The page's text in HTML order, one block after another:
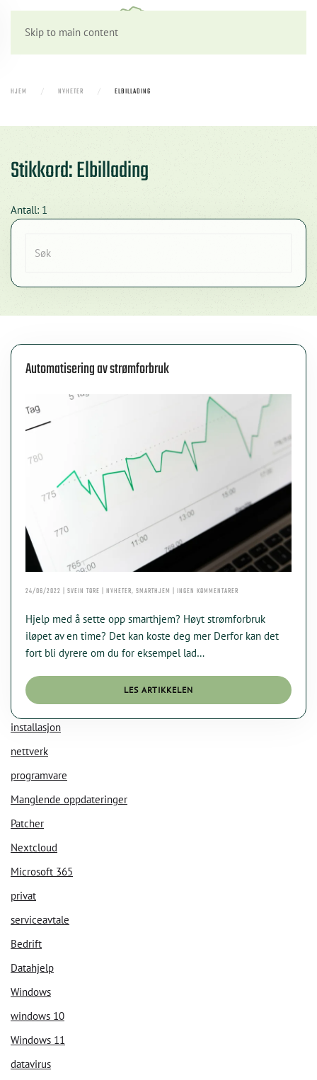
Skip to main content
HJEM NYHETER ELBILLADING
Stikkord: Elbillading
Antall: 1
Automatisering av strømforbruk
24/06/2022 | SVEIN TORE | NYHETER, SMARTHJEM | INGEN KOMMENTARER
STRØMFORBRUK
Hjelp med å sette opp smarthjem? Høyt strømforbruk
iløpet av en time? Det kan koste deg mer Derfor kan det
fort bli dyrere om du for eksempel lad…
LES ARTIKKELEN
installasjon
nettverk
programvare
Manglende oppdateringer
Patcher
Nextcloud
Microsoft 365
privat
serviceavtale
Bedrift
Datahjelp
Windows
windows 10
Windows 11
datavirus
KI Chat